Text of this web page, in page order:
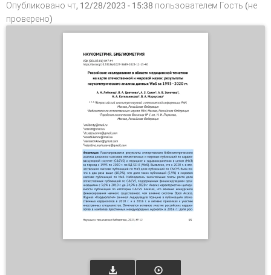
Опубликовано чт, 12/28/2023 - 15:38 пользователем Гость (не
проверено)